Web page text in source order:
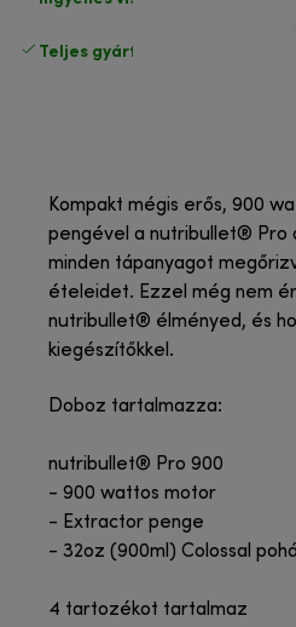
Teljes gyártói garancia
Kompakt mégis erős, 900
pengével a nutribullet® Pro
minden tápanyagot
ételeidet. Ezzel még nem
nutribullet® élményed, és
kiegészítőkkel.
Doboz tartalmazza:
nutribullet® Pro 900
- 900 wattos motor
- Extractor penge
- 32oz (900ml) Colossal
4 tartozékot tartalmaz